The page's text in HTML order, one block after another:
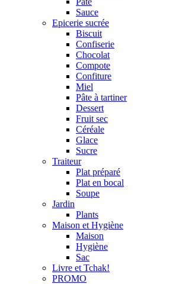
Sauce
Epicerie sucrée
Biscuit
Confiserie
Chocolat
Compote
Confiture
Miel
Pâte à tartiner
Dessert
Fruit sec
Céréale
Glace
Sucre
Traiteur
Plat préparé
Plat en bocal
Soupe
Jardin
Plants
Maison et Hygiène
Maison
Hygiène
Sac
Livre et Tchak!
PROMO